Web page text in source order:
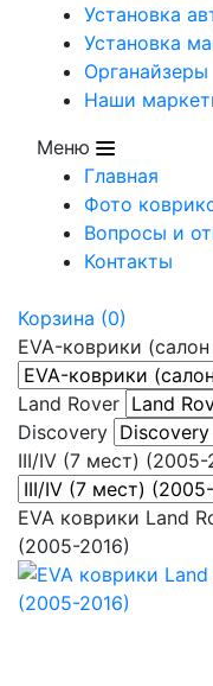
Установка
Установка
Органайзеры
Наши
Меню
Главная
Фото
Вопросы и
Контакты
Корзина (0)
EVA-коврики
Land Rover
Discovery
III/IV (7 мест) (2005-
EVA коврики Land
(2005-2016)